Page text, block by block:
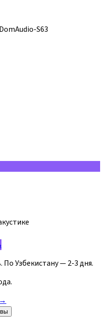
DomAudio-S63
Узбекистану — 2-3 дня.
→